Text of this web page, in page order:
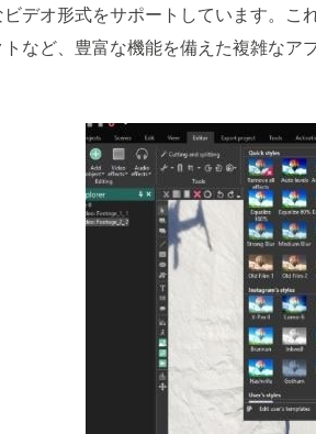
デオ形式をサポートしています。こ
トなど、豊富な機能を備えた複雑な